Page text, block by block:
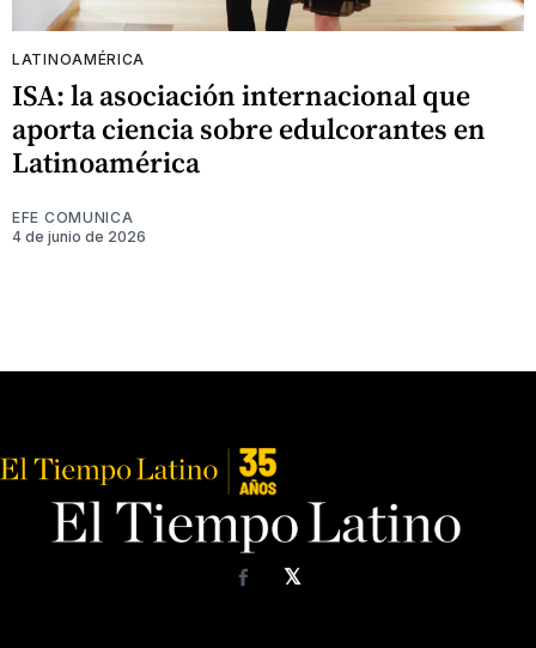
LATINOAMÉRICA
ISA: la asociación internacional que
aporta ciencia sobre edulcorantes en
Latinoamérica
EFE COMUNICA
4 de junio de 2026
𝕏
Facebook